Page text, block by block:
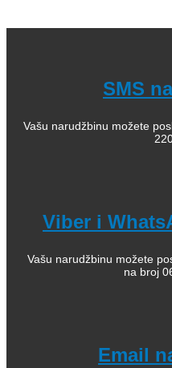
SMS
Vašu narudžbinu možete
Viber i
Vašu narudžbinu možete
na broj
Email